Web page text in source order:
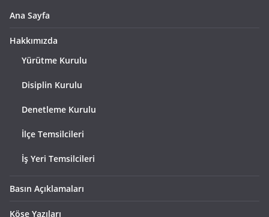
Ana Sayfa
Hakkımızda
Yürütme Kurulu
Disiplin Kurulu
Denetleme Kurulu
İlçe Temsilcileri
İş Yeri Temsilcileri
Basın Açıklamaları
Köşe Yazıları